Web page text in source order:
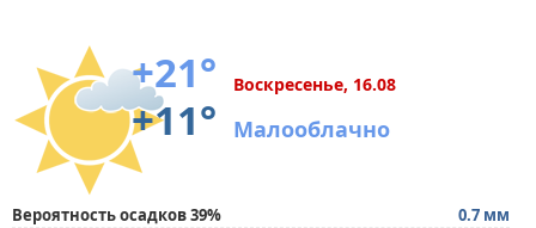
+21°
+11°
Воскресенье, 16.08
Малооблачно
Вероятность осадков 39%
0.7 мм